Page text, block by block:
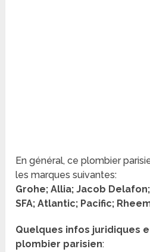
En général, ce plombier
les marques suivantes:
Grohe; Allia; Jacob
SFA; Atlantic; Pacific;
Quelques infos juridiques
plombier parisien: